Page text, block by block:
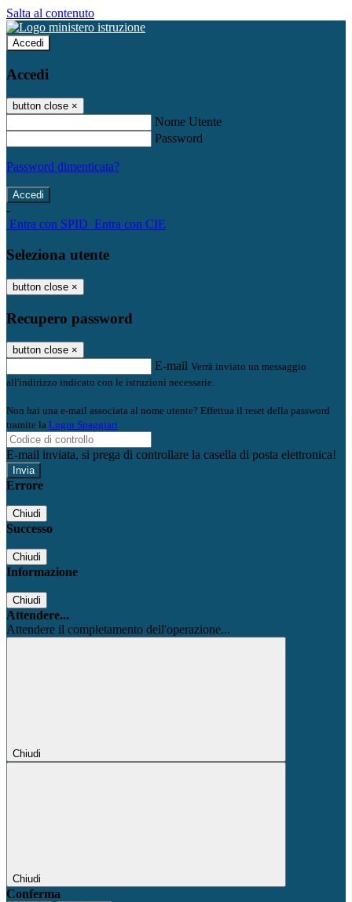
Salta al contenuto
Accedi
Accedi
button close ×
Nome Utente
Password
Password dimenticata?
-
Entra con SPID Entra con CIE
Seleziona utente
button close ×
Recupero password
button close ×
E-mail Verrà inviato un messaggio
all'indirizzo indicato con le istruzioni necessarie.
Non hai una e-mail associata al nome utente? Effettua il reset della password
tramite la Login Spaggiari
E-mail inviata, si prega di controllare la casella di posta elettronica!
Errore
Chiudi
Successo
Chiudi
Informazione
Chiudi
Attendere...
Attendere il completamento dell'operazione...
Chiudi
Chiudi
Conferma